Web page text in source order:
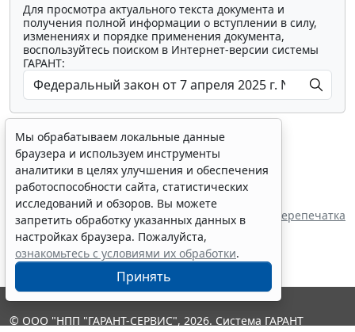
Для просмотра актуального текста документа и
получения полной информации о вступлении в силу,
изменениях и порядке применения документа,
воспользуйтесь поиском в Интернет-версии системы
ГАРАНТ:
Показать все материалы
Перепечатка
Мы обрабатываем локальные данные
браузера и используем инструменты
аналитики в целях улучшения и обеспечения
работоспособности сайта, статистических
исследований и обзоров. Вы можете
запретить обработку указанных данных в
настройках браузера. Пожалуйста,
ознакомьтесь с условиями их обработки.
Принять
© ООО "НПП "ГАРАНТ-СЕРВИС", 2026. Система ГАРАНТ